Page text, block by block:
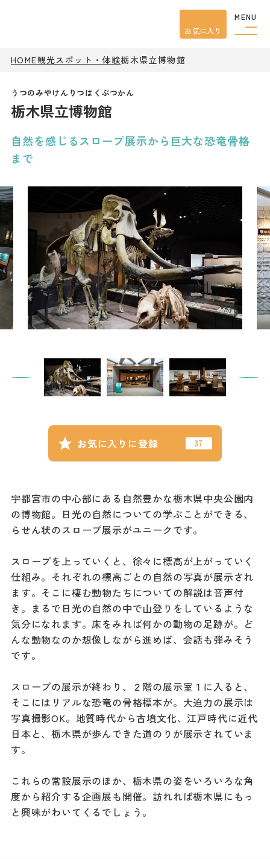
MENU
お気に入り
HOME観光スポット・体験栃木県立博物館
栃木県立博物館
お気に入りに登録
自然を感じるスロープ展示から巨大な恐竜骨格
まで
宇都宮市の中心部にある自然豊かな栃木県中央公園内
の博物館。日光の自然についての学ぶことができる、
らせん状のスロープ展示がユニークです。
スロープを上っていくと、徐々に標高が上がっていく
仕組み。それぞれの標高ごとの自然の写真が展示され
ます。そこに棲む動物たちについての解説は音声付
き。まるで日光の自然の中で山登りをしているような
気分になれます。床をみれば何かの動物の足跡が。ど
んな動物なのか想像しながら進めば、会話も弾みそう
です。
スロープの展示が終わり、２階の展示室１に入ると、
そこにはリアルな恐竜の骨格標本が。大迫力の展示は
写真撮影OK。地質時代から古墳文化、江戸時代に近代
日本と、栃木県が歩んできた道のりが展示されていま
す。
これらの常設展示のほか、栃木県の姿をいろいろな角
度から紹介する企画展も開催。訪れれば栃木県にもっ
と興味がわいてくるでしょう。
観光案内
イベント
アクセス
ピックアップ
はじめての宇都宮
宇都宮市民ライター
記事
市民がおすすめ！餃
子店
お得なチケット
撮影支援・
MICE
ッション
Languag
e
フォトダウン
ロード
お問い合わせ